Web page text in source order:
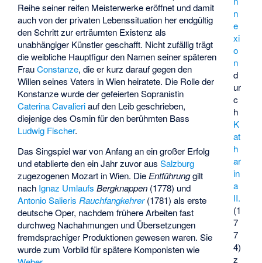
n
e
xi
o
n
d
ur
c
h
K
at
h
ar
in
a
II.
(1
7
7
4)
z
Reihe seiner reifen Meisterwerke eröffnet und damit
auch von der privaten Lebenssituation her endgültig
den Schritt zur erträumten Existenz als
unabhängiger Künstler geschafft. Nicht zufällig trägt
die weibliche Hauptfigur den Namen seiner späteren
FrauConstanze, die er kurz darauf gegen den
Willen seines Vaters in Wien heiratete. Die Rolle der
Konstanze wurde der gefeierten Sopranistin
Caterina Cavalieriauf den Leib geschrieben,
diejenige des Osmin für den berühmten Bass
Ludwig Fischer.
Das Singspiel war von Anfang an ein großer Erfolg
und etablierte den ein Jahr zuvor ausSalzburg
zugezogenen Mozart in Wien. Die Entführunggilt
nach Ignaz Umlaufs Bergknappen (1778) und
Antonio Salieris Rauchfangkehrer(1781) als erste
deutsche Oper, nachdem frühere Arbeiten fast
durchweg Nachahmungen und Übersetzungen
fremdsprachiger Produktionen gewesen waren. Sie
wurde zum Vorbild für spätere Komponisten wie